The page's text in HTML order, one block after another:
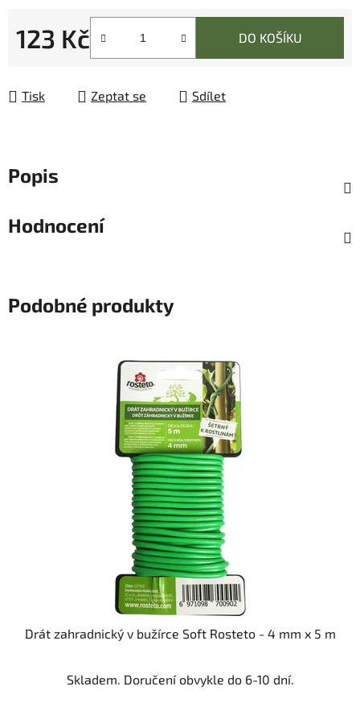
123 Kč DO KOŠÍKU
Tisk Zeptat se Sdílet
Popis
Hodnocení
Podobné produkty
Drát zahradnický v bužírce Soft Rosteto - 4 mm x 5 m
Skladem. Doručení obvykle do 6-10 dní.